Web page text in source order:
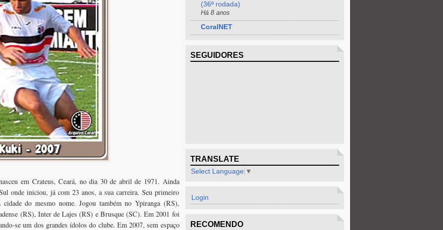
em Crateus, Ceará, no dia 30 de abril de 1971. Ainda
onde iniciou, já com 23 anos, a sua carreira. Seu primeiro
do mesmo nome. Jogou também no Ypiranga (RS),
(RS), Inter de Lajes (RS) e Brusque (SC). Em 2001 foi
se um dos grandes ídolos do clube. Em 2007, sem espaço
(36ª rodada)
Há 8 anos
CoralNET
SEGUIDORES
TRANSLATE
Select Language ▼
Login
RECOMENDO